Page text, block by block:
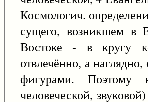
Космологич.
сущего, возникшем в
Востоке - в кругу
отвлечённо, а
фигурами. Поэтому
человеческой,